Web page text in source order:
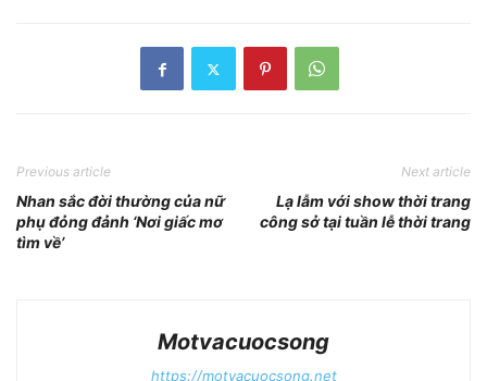
Previous article
Nhan sắc đời thường của nữ
phụ đỏng đảnh ‘Nơi giấc mơ
tìm về’
Next article
Lạ lẫm với show thời trang
công sở tại tuần lễ thời trang
Motvacuocsong
https://motvacuocsong.net